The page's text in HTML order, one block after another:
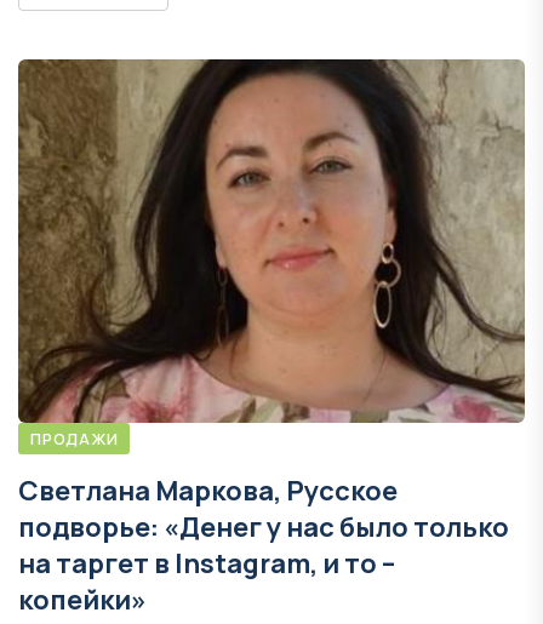
ПРОДАЖИ
Светлана Маркова, Русское
подворье: «Денег у нас было только
на таргет в Instagram, и то –
копейки»